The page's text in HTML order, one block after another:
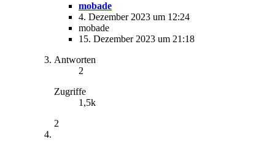
mobade
4. Dezember 2023 um 12:24
mobade
15. Dezember 2023 um 21:18
Antworten
2
Zugriffe
1,5k
2